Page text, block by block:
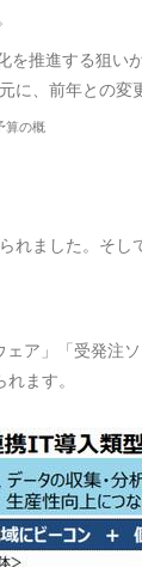
推進する狙い
、前年との変
算の概
れました。そ
ア」「受発注
ます。